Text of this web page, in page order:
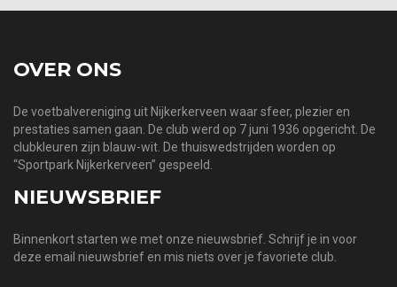
OVER ONS
De voetbalvereniging uit Nijkerkerveen waar sfeer, plezier en
prestaties samen gaan. De club werd op 7 juni 1936 opgericht. De
clubkleuren zijn blauw-wit. De thuiswedstrijden worden op
“Sportpark Nijkerkerveen” gespeeld.
NIEUWSBRIEF
Binnenkort starten we met onze nieuwsbrief. Schrijf je in voor
deze email nieuwsbrief en mis niets over je favoriete club.